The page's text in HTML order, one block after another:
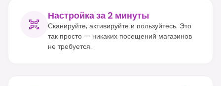
Настройка за 2 минуты
Сканируйте, активируйте и пользуйтесь. Это
так просто — никаких посещений магазинов
не требуется.